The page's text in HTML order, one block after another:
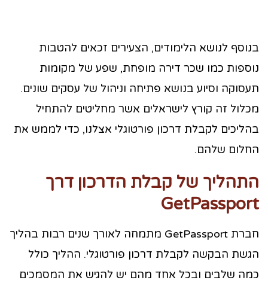
בנוסף לנושא הלימודים, הצעירים זכאים להטבות
נוספות כמו שכר דירה מופחת, שפע של מקומות
תעסוקה וסיוע בנושא פתיחה וניהול של עסקים שונים.
מכלול זה קורץ לישראלים אשר מחליטים להתחיל
בהליכים לקבלת דרכון פורטוגלי אצלנו, כדי לממש את
החלום שלהם.
התהליך של קבלת הדרכון דרך
GetPassport
חברת GetPassport מתמחה לאורך שנים רבות בהליך
הגשת הבקשה לקבלת דרכון פורטוגלי. ההליך כולל
כמה שלבים ובכל אחד מהם יש להגיש את המסמכים